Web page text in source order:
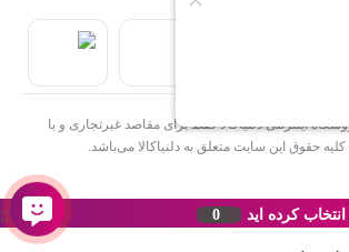
اینترنتی دلنیاکالا فقط برای مقاصد غیرتجاری و با
حقوق این سایت متعلق به دلنیاکالا می‌باشد.
کرده اید 0